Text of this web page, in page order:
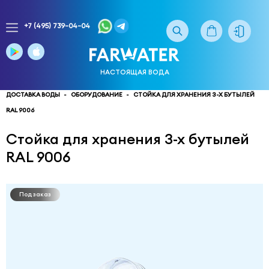
доставки
воды
многоканальный
service@truewater.ru
141033Московская
областьМытищинский
г.
+7 (495) 739-04-04
НАСТОЯЩАЯ ВОДА
ДОСТАВКА ВОДЫ ОБОРУДОВАНИЕ
СТОЙКА ДЛЯ ХРАНЕНИЯ 3-Х БУТЫЛЕЙ
RAL 9006
Стойка для хранения 3-х бутылей
RAL 9006
Под заказ